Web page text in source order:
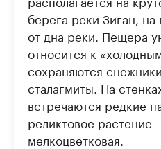
берега реки Зиган,
от дна реки. Пещера
относится к
сохраняются
сталагмиты. На
встречаются редкие
реликтовое растение
мелкоцветковая.